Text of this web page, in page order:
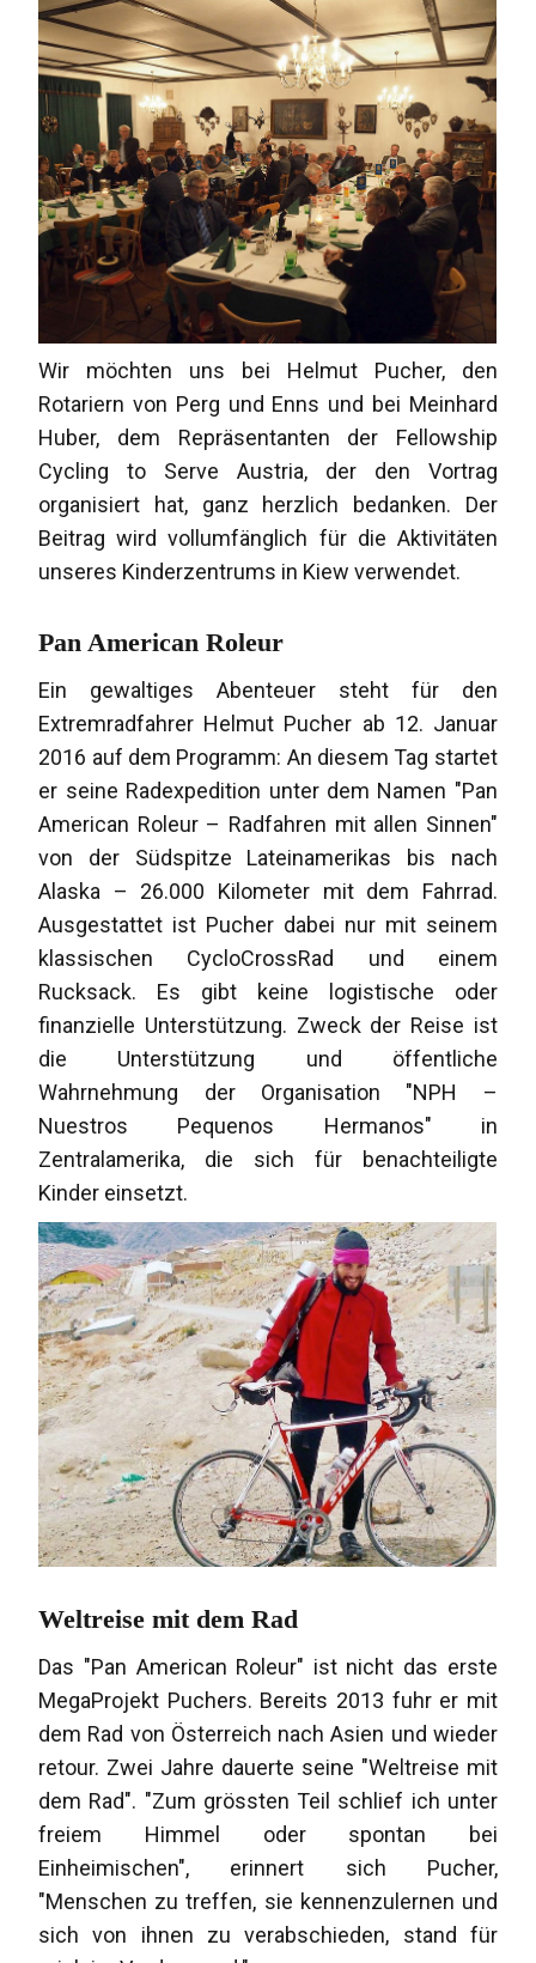
Wir möchten uns bei Helmut Pucher, den
Rotariern von Perg und Enns und bei Meinhard
Huber, dem Repräsentanten der Fellowship
Cycling to Serve Austria, der den Vortrag
organisiert hat, ganz herzlich bedanken. Der
Beitrag wird vollumfänglich für die Aktivitäten
unseres Kinderzentrums in Kiew verwendet.
Pan American Roleur
Ein gewaltiges Abenteuer steht für den
Extremradfahrer Helmut Pucher ab 12. Januar
2016 auf dem Programm: An diesem Tag startet
er seine Radexpedition unter dem Namen "Pan
American Roleur – Radfahren mit allen Sinnen"
von der Südspitze Lateinamerikas bis nach
Alaska – 26.000 Kilometer mit dem Fahrrad.
Ausgestattet ist Pucher dabei nur mit seinem
klassischen CycloCrossRad und einem
Rucksack. Es gibt keine logistische oder
finanzielle Unterstützung. Zweck der Reise ist
die Unterstützung und öffentliche
Wahrnehmung der Organisation "NPH –
Nuestros Pequenos Hermanos" in
Zentralamerika, die sich für benachteiligte
Kinder einsetzt.
Weltreise mit dem Rad
Das "Pan American Roleur" ist nicht das erste
MegaProjekt Puchers. Bereits 2013 fuhr er mit
dem Rad von Österreich nach Asien und wieder
retour. Zwei Jahre dauerte seine "Weltreise mit
dem Rad". "Zum grössten Teil schlief ich unter
freiem Himmel oder spontan bei
Einheimischen", erinnert sich Pucher,
"Menschen zu treffen, sie kennenzulernen und
sich von ihnen zu verabschieden, stand für